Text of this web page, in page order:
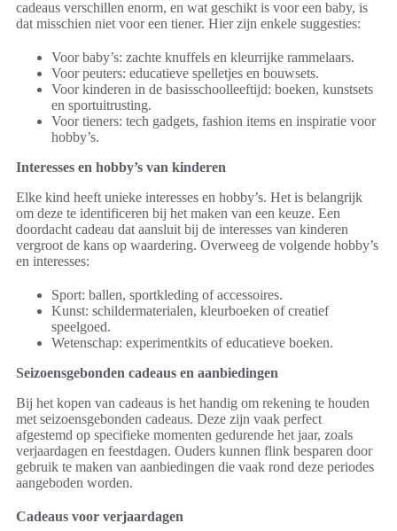
cadeaus verschillen enorm, en wat geschikt is voor een baby, is
dat misschien niet voor een tiener. Hier zijn enkele suggesties:
Voor baby’s: zachte knuffels en kleurrijke rammelaars.
Voor peuters: educatieve spelletjes en bouwsets.
Voor kinderen in de basisschoolleeftijd: boeken, kunstsets
en sportuitrusting.
Voor tieners: tech gadgets, fashion items en inspiratie voor
hobby’s.
Interesses en hobby’s van kinderen
Elke kind heeft unieke interesses en hobby’s. Het is belangrijk
om deze te identificeren bij het maken van een keuze. Een
doordacht cadeau dat aansluit bij de interesses van kinderen
vergroot de kans op waardering. Overweeg de volgende hobby’s
en interesses:
Sport: ballen, sportkleding of accessoires.
Kunst: schildermaterialen, kleurboeken of creatief
speelgoed.
Wetenschap: experimentkits of educatieve boeken.
Seizoensgebonden cadeaus en aanbiedingen
Bij het kopen van cadeaus is het handig om rekening te houden
met seizoensgebonden cadeaus. Deze zijn vaak perfect
afgestemd op specifieke momenten gedurende het jaar, zoals
verjaardagen en feestdagen. Ouders kunnen flink besparen door
gebruik te maken van aanbiedingen die vaak rond deze periodes
aangeboden worden.
Cadeaus voor verjaardagen